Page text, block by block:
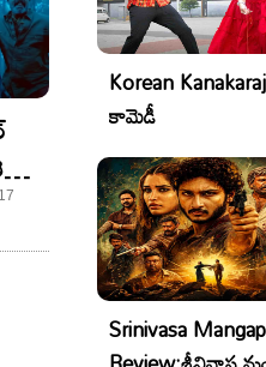
Korean
కామెడీ
Srinivasa